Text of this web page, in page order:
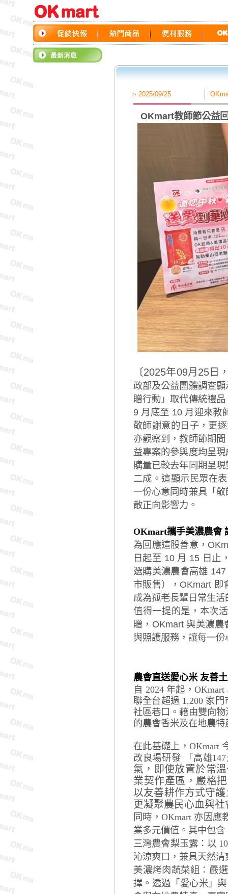
2025/09/25
OKmart教師節公益
〔2025年09月25日
政部及公益團體調查
贈行動」取代傳統禮
9 月底至 10 月迎來教
敬師謝意的日子，更
亦觀察到，教師節期
益專案的參與度均呈
購量已較去年同期呈
二成。這顯示民眾在
一份心意同時兼具「
散正向影響力。
OKmart攜手美濃農會
為回應這股善意，
日起至 10 月 15 日止
選購美濃農會高雄
市販售），OKmart 即
成為孤老長輩日常生
值得一提的是，本次
贈，OKmart 與美濃
與照護服務，讓每一
農會直送愛心米 友善
自 2024 年起，
聯全台超過 1,200 家
社區巷口。藉由雙向
的農會香米及在地農
在此基礎上，OKmart
改良場研發 「高雄
氣，即使放置於常
業契作產區，嚴格
以友善耕作方式守
更凝聚農民心血與
同時，OKmart 亦因
業多元價值。其中包含
三灣農會梨玉露：以
沁涼爽口，兼具天然
美濃烤肉蔬菜組：嚴
擇。透過「愛心米」